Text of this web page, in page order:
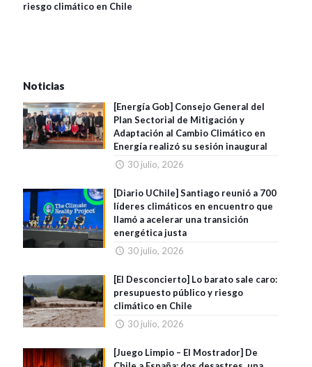
riesgo climático en Chile
Noticias
[Energía Gob] Consejo General del
Plan Sectorial de Mitigación y
Adaptación al Cambio Climático en
Energía realizó su sesión inaugural
30 julio, 2026
[Diario UChile] Santiago reunió a 700
líderes climáticos en encuentro que
llamó a acelerar una transición
energética justa
30 julio, 2026
[El Desconcierto] Lo barato sale caro:
presupuesto público y riesgo
climático en Chile
30 julio, 2026
[Juego Limpio – El Mostrador] De